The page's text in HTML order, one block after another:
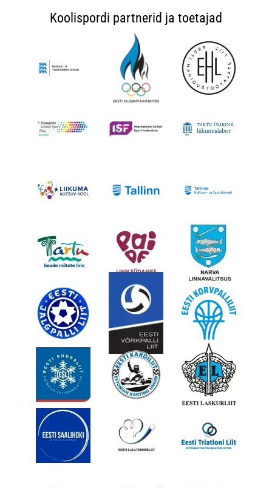
Koolispordi partnerid ja toetajad